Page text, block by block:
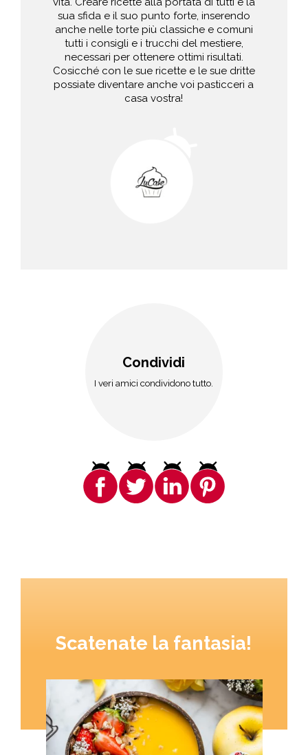
sua sfida e il suo punto forte, inserendo
anche nelle torte più classiche e comuni
tutti i consigli e i trucchi del mestiere,
necessari per ottenere ottimi risultati.
Cosicché con le sue ricette e le sue dritte
possiate diventare anche voi pasticceri a
casa vostra!
Condividi
I veri amici condividono tutto.
Scatenate la fantasia!